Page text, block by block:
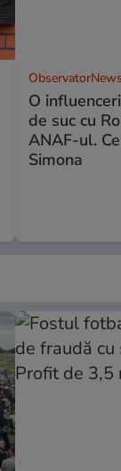
O
de suc cu
ANAF-ul.
Simona